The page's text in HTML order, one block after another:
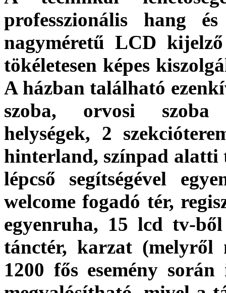
professzionális hang
nagyméretű LCD
tökéletesen képes
A házban található
szoba, orvosi szoba
helységek, 2
hinterland, színpad alatti
lépcső segítségével
welcome fogadó tér,
egyenruha, 15 lcd tv-
tánctér, karzat
1200 fős esemény